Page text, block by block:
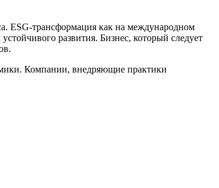
ESG-трансформация как на международном
развития. Бизнес, который следует
Компании, внедряющие практики